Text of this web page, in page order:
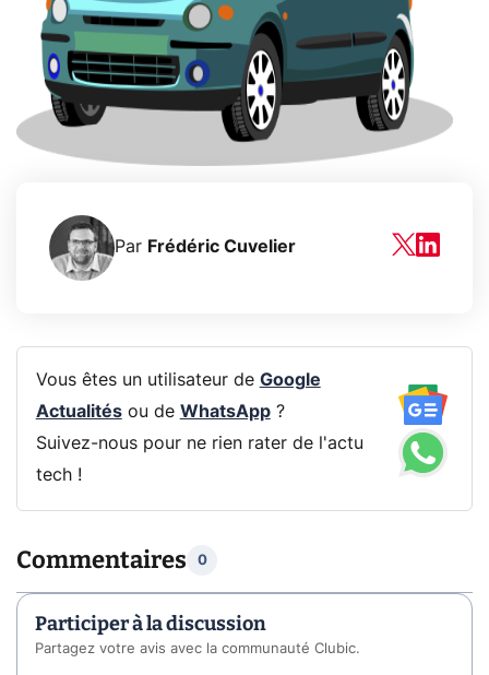
Par Frédéric Cuvelier
Vous êtes un utilisateur de Google
Actualitésou de WhatsApp?
Suivez-nous pour ne rien rater de l'actu
tech !
Commentaires 0
Participer à la discussion
Partagez votre avis avec la communauté Clubic.